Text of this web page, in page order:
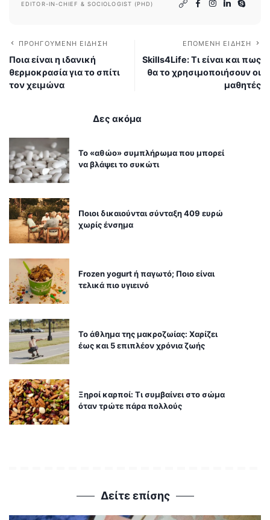
EDITOR-IN-CHIEF & SOCIOLOGIST (PHD)
ΠΡΟΗΓΟΎΜΕΝΗ ΕΊΔΗΣΗ
Ποια είναι η ιδανική
θερμοκρασία για το σπίτι
τον χειμώνα
ΕΠΌΜΕΝΗ ΕΊΔΗΣΗ
Skills4Life: Τι είναι και πως
θα το χρησιμοποιήσουν οι
μαθητές
Δες ακόμα
Το «αθώο» συμπλήρωμα που μπορεί
να βλάψει το συκώτι
Ποιοι δικαιούνται σύνταξη 409 ευρώ
χωρίς ένσημα
Frozen yogurt ή παγωτό; Ποιο είναι
τελικά πιο υγιεινό
Το άθλημα της μακροζωίας: Χαρίζει
έως και 5 επιπλέον χρόνια ζωής
Ξηροί καρποί: Τι συμβαίνει στο σώμα
όταν τρώτε πάρα πολλούς
Δείτε επίσης